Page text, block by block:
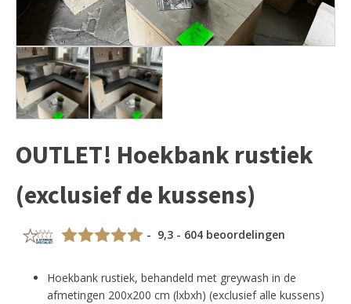
OUTLET! Hoekbank rustiek
(exclusief de kussens)
- 9,3 - 604 beoordelingen
Hoekbank rustiek, behandeld met greywash in de
afmetingen 200x200 cm (lxbxh) (exclusief alle kussens)